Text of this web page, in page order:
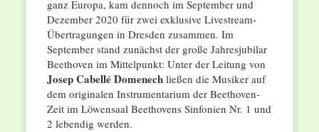
ganz Europa, kam dennoch im September und
Dezember 2020 für zwei exklusive Livestream-
Übertragungen in Dresden zusammen. Im
September stand zunächst der große Jahresjubilar
Beethoven im Mittelpunkt: Unter der Leitung von
Josep Cabellé Domenechließen die Musiker auf
dem originalen Instrumentarium der Beethoven-
Zeit im Löwensaal Beethovens Sinfonien Nr. 1 und
2 lebendig werden.